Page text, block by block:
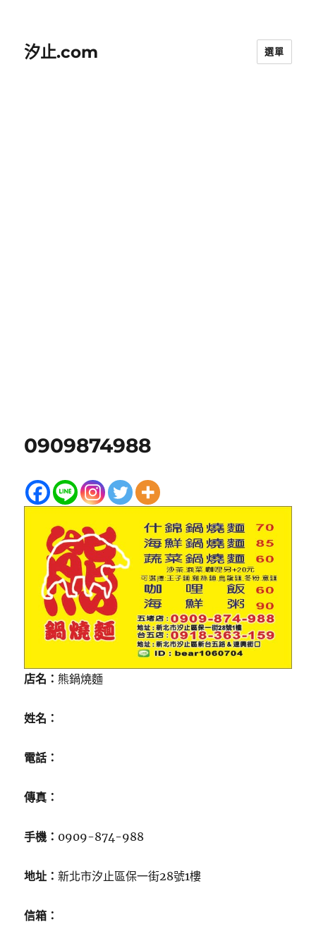
汐止.com 選單
0909874988
店名： 熊鍋燒麵
姓名：
電話：
傳真：
手機： 0909-874-988
地址：新北市汐止區保一街28號1樓
信箱：